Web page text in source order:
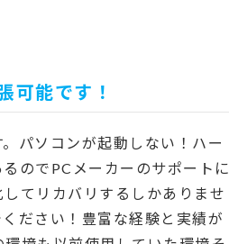
可能です！
パソコンが起動しない！ハー
のでPCメーカーのサポートに
てリカバリするしかありませ
ださい！豊富な経験と実績が